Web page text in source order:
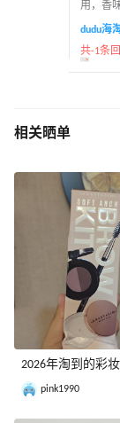
用，香
dudu海
共-1条
相关晒单
2026年淘到的彩
pink1990